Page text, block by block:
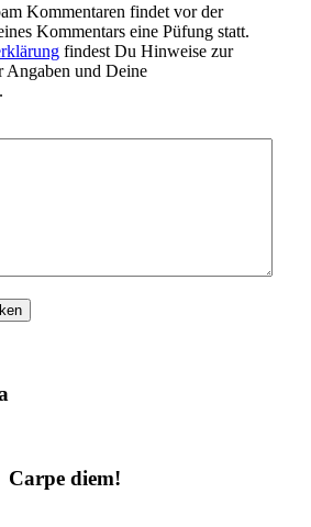
Kommentaren findet vor der
Kommentars eine Püfung statt.
findest Du Hinweise zur
Angaben und Deine
Carpe diem!